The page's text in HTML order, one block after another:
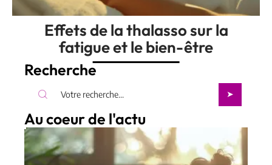
Effets de la thalasso sur la
fatigue et le bien-être
Recherche
Au coeur de l'actu